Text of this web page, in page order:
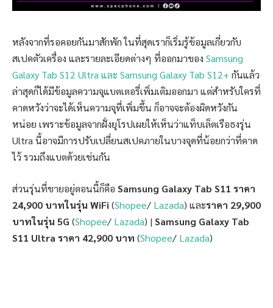
หลังจากที่รอคอยกันมาสักพัก ในที่สุดเราก็เริ่มรู้ข้อมูลเกี่ยวกับ
สเปคตัวเครื่อง และรายละเอียดต่างๆ ที่ออกมาของ Samsung
Galaxy Tab S12 Ultra และ Samsung Galaxy Tab S12+ กันแล้ว
ล่าสุดก็ได้มีข้อมูลความจุแบตเตอรี่เพิ่มเติมออกมา แต่สำหรับใครที่
คาดหวังว่าจะได้เห็นความจุที่เพิ่มขึ้น ก็อาจจะต้องผิดหวังกัน
หน่อย เพราะข้อมูลจากฝั่งยุโรปเผยให้เห็นว่าแท็บเล็ตเรือธงรุ่น
Ultra นี้อาจมีการปรับเปลี่ยนสเปคภายในบางจุดที่น้อยกว่าที่คาด
ไว้ รวมถึงแบตด้วยเช่นกัน
ส่วนรุ่นที่ขายอยู่ตอนนี้ก็คือ Samsung Galaxy Tab S11 ราคา
24,900 บาทในรุ่น WiFi (Shopee/ Lazada) และราคา 29,900
บาทในรุ่น 5G (Shopee/ Lazada) | Samsung Galaxy Tab
S11 Ultra ราคา 42,900 บาท (Shopee/ Lazada)